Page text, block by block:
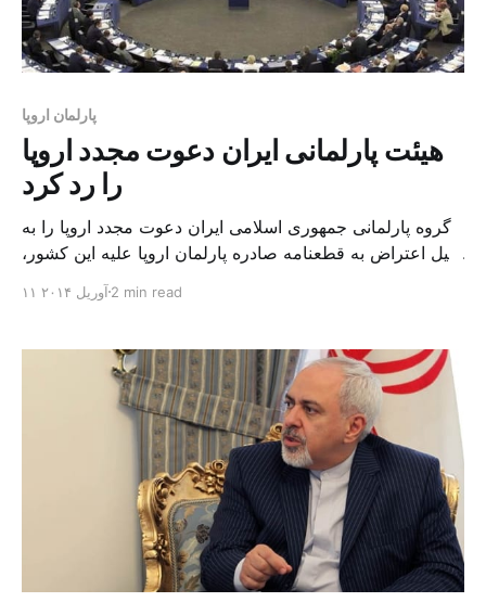
پارلمان اروپا
هیئت پارلمانی ایران دعوت مجدد اروپا
را رد کرد
گروه پارلمانی جمهوری اسلامی ایران دعوت مجدد اروپا را به
دلیل اعتراض به قطعنامه صادره پارلمان اروپا علیه این کشور،
روابط دو جانبه بود، بعد از صدور قطعنامه پارلمان اروپا علیه
خود [&hellip
۱۱ آوریل ۲۰۱۴ 2 min read